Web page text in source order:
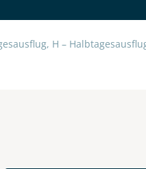
H –
Mit Absenden des
und akzeptiert